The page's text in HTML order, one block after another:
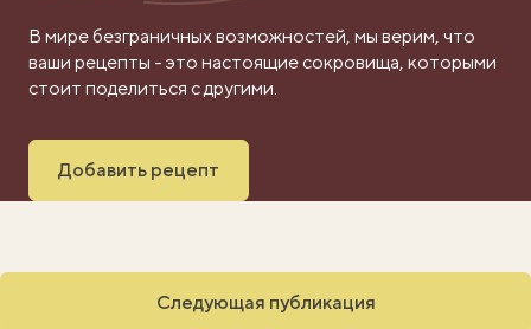
В мире безграничных возможностей, мы верим, что
ваши рецепты - это настоящие сокровища, которыми
стоит поделиться с другими.
Добавить рецепт
Следующая публикация